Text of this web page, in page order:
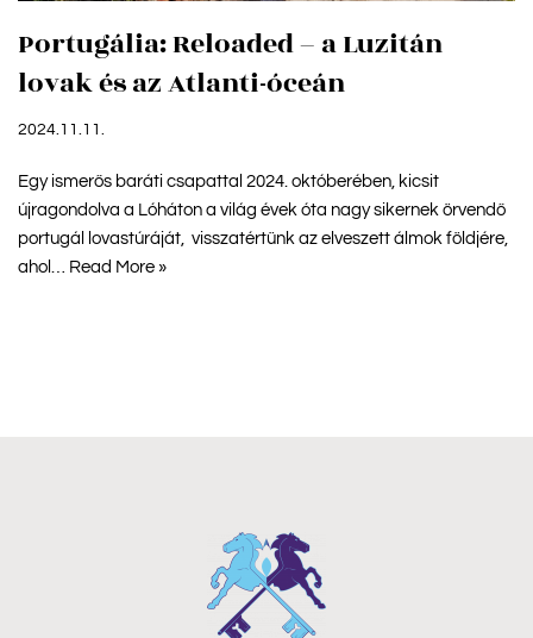
Portugália: Reloaded – a Luzitán
lovak és az Atlanti-óceán
2024.11.11.
Egy ismerős baráti csapattal 2024. októberében, kicsit
újragondolva a Lóháton a világ évek óta nagy sikernek örvendő
portugál lovastúráját, visszatértünk az elveszett álmok földjére,
ahol…
Read More »